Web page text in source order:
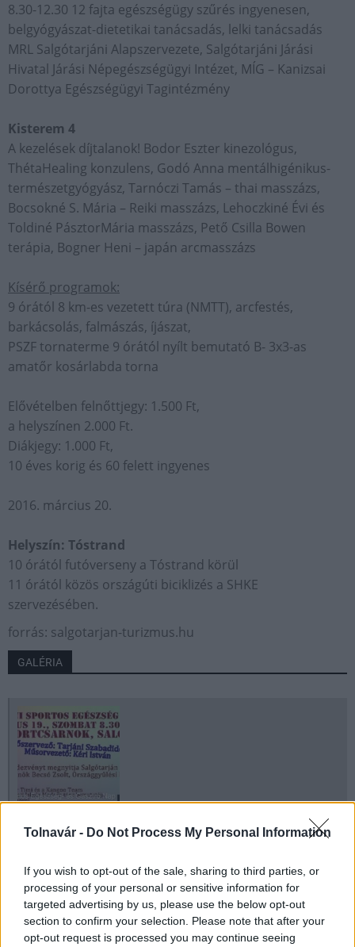
Tolnavár - Do Not Process My Personal Information
If you wish to opt-out of the sale, sharing to third parties, or
processing of your personal or sensitive information for
targeted advertising by us, please use the below opt-out
section to confirm your selection. Please note that after your
opt-out request is processed you may continue seeing
8.30-12.30 12 fajta egészségügy szűrés ingyenesen,
belgyógyászat-dietetikai tanácsadás, lelki tanácsadás
MRL Salgótarjáni Alapszervezete, Salgótarjáni Járási
Hivatal Járási Népegészségügyi Intézet, MÍG – Kanizsai
Dorottya Egészségügyi Tagintézmény
Kisterem 4
A kezelések díjtalanok! Bodor Eszter kinezológus,
ThétaHealing konzulens, Godó Anna mentálhigénikus-
természetgyógyász, Tarnóczi Tamás – thai masszázs,
Bocsokné S. Mária – Reiki masszázs, Lehoczkiné Évi és
Toldiné PásztorMária masszázs, Pető Csilla Bowen
terápia, Bogner Heni – japán arcmasszázs
Kísérő programok:
9 órától 8 km-es vezetett túra (NMTT), arcfestés,
barkácsolás, falmászás, íjászat,
PSZF tornaterme 9 órától nyílt bemutató B- 3x3-as
amatőr kosárlabda torna
Elővételben felnőttjegy: 1.500 Ft,
a helyszínen 2.000 Ft.
Diákjegy: 1.000 Ft,
10 éves korig és 60 felett ingyenes
2016. március 20.
Helyszín: Tóstrand
10 órától futóverseny a Tóstrand körül
11 órától közös országúti biciklizés a SHKE
szervezésében.
forrás: salgotarjan-turizmus.hu
GALÉRIA
Zumba
gasztronap